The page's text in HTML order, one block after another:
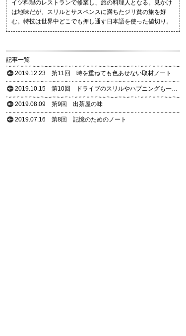
イツ料理のレストランで修業し、旅の料理人となる。見かけ
は地味だが、スリルとサスペンスに満ちたジリ貧の旅を好
む。特技は世界中どこでも押し通す日本語を使った値切り。
記事一覧
2019.12.23
第11回 時を重ねても色あせない取材ノート
2019.10.15 第10回 ドライブのスリルやハプニングも一緒に
2019.08.09 第9回 出茶屋の味
2019.07.16 第8回 記憶のためのノート